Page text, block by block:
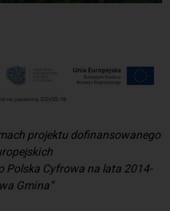
projektu dofinansowanego
Polska Cyfrowa na lata 2014-
Gmina”